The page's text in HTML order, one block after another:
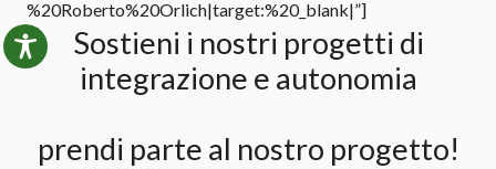
%20Roberto%20Orlich|target:%20_blank|”]
Sostieni i nostri progetti di
integrazione e autonomia
prendi parte al nostro progetto!